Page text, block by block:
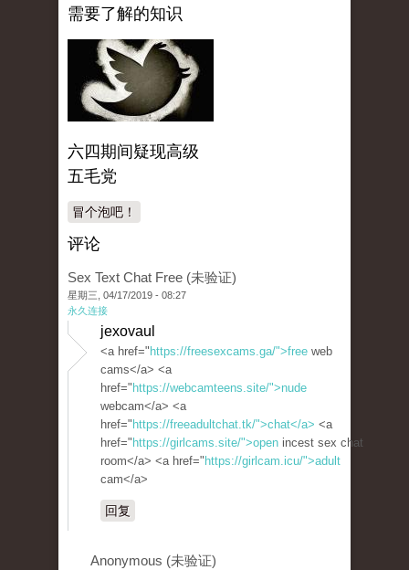
需要了解的知识
六四期间疑现高级
五毛党
冒个泡吧！
评论
Sex Text Chat Free (未验证)
星期三, 04/17/2019 - 08:27
永久连接
jexovaul
<a href=" https://freesexcams.ga/">free web
cams</a> <a
href=" https://webcamteens.site/">nude
webcam</a> <a
href=" https://freeadultchat.tk/">chat</a> <a
href=" https://girlcams.site/">open incest sex chat
room</a> <a href=" https://girlcam.icu/">adult
cam</a>
回复
Anonymous (未验证)